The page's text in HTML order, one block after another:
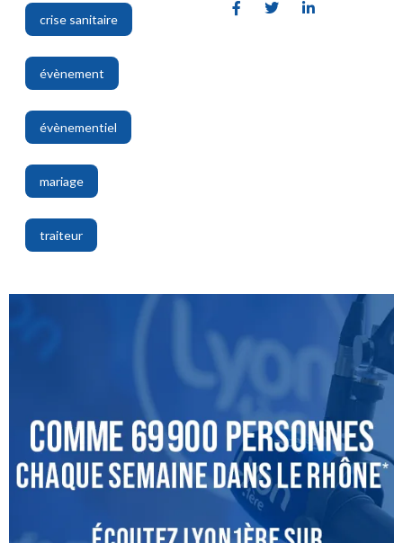
crise sanitaire
,
évènement
,
évènementiel
,
mariage
,
traiteur